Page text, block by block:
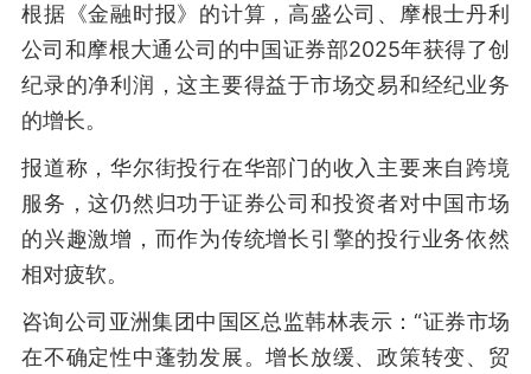
根据《金融时报》的计算，高盛公司、摩根士丹利
公司和摩根大通公司的中国证券部2025年获得了创
纪录的净利润，这主要得益于市场交易和经纪业务
的增长。
报道称，华尔街投行在华部门的收入主要来自跨境
服务，这仍然归功于证券公司和投资者对中国市场
的兴趣激增，而作为传统增长引擎的投行业务依然
相对疲软。
咨询公司亚洲集团中国区总监韩林表示：“证券市场
在不确定性中蓬勃发展。增长放缓、政策转变、贸